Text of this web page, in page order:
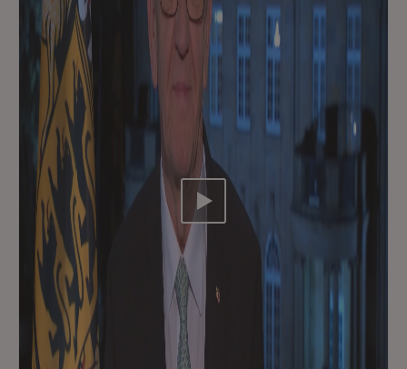
Video abspielen